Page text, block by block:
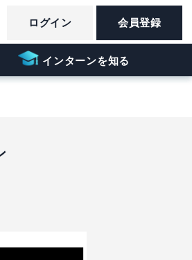
インターンを知る
ログイン 会員登録